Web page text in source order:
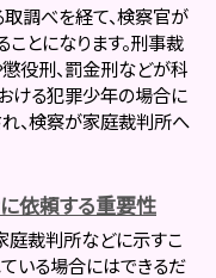
調べを経て、検察官が
とになります。刑事裁
役刑、罰金刑などが科
ける犯罪少年の場合に
、検察が家庭裁判所へ
依頼する重要性
庭裁判所などに示すこ
いる場合にはできるだ